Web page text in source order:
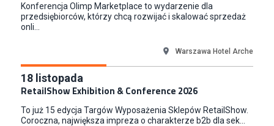
Konferencja Olimp Marketplace to wydarzenie dla
przedsiębiorców, którzy chcą rozwijać i skalować sprzedaż
onli...
Warszawa Hotel Arche
18 listopada
RetailShow Exhibition & Conference 2026
To już 15 edycja Targów Wyposażenia Sklepów RetailShow.
Coroczna, największa impreza o charakterze b2b dla sek...